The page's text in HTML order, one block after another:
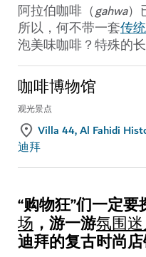
阿拉伯咖啡（gahwa）
所以，何不带一套传
泡美味咖啡？特殊的长
咖啡博物馆
观光景点
Villa 44, Al Fahidi
迪拜
“购物狂”们一定
场 ，游一游氛围
迪拜的复古时尚店